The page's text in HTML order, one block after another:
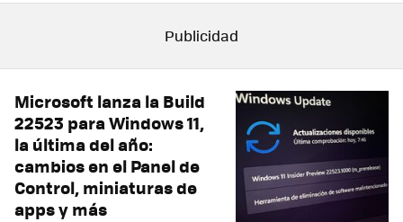
Microsoft lanza la Build
22523 para Windows 11,
la última del año:
cambios en el Panel de
Control, miniaturas de
apps y más